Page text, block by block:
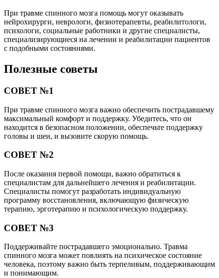
При травме спинного мозга помощь могут оказывать
нейрохирурги, неврологи, физиотерапевты, реабилитологи,
психологи, социальные работники и другие специалисты,
специализирующиеся на лечении и реабилитации пациентов
с подобными состояниями.
Полезные советы
СОВЕТ №1
При травме спинного мозга важно обеспечить пострадавшему
максимальный комфорт и поддержку. Убедитесь, что он
находится в безопасном положении, обеспечьте поддержку
головы и шеи, и вызовите скорую помощь.
СОВЕТ №2
После оказания первой помощи, важно обратиться к
специалистам для дальнейшего лечения и реабилитации.
Специалисты помогут разработать индивидуальную
программу восстановления, включающую физическую
терапию, эрготерапию и психологическую поддержку.
СОВЕТ №3
Поддерживайте пострадавшего эмоционально. Травма
спинного мозга может повлиять на психическое состояние
человека, поэтому важно быть терпеливым, поддерживающим
и понимающим.